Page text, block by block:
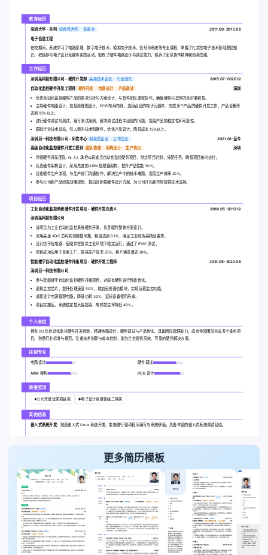
教育经历
深圳大学 - 本科 综合性大学 省重点
2011.09-2015.06
电子信息工程
在校期间，系统学习了电路原理、数字电子技术、模拟电子技术、信号与系统等专业课程，掌握了扎实的电子技术基础理论知
识。积极参与电子设计竞赛等实践活动，锻炼了硬件电路设计与调试能力，培养了团队协作精神和创新思维。
工作经历
深圳某科技有限公司 - 硬件开发部 高新技术企业 行业领先
2015.07-2020.12
自动化监控硬件开发工程师 硬件开发 电路设计 产品调试
深圳
负责自动化监控硬件产品的需求分析与方案设计，与软件团队紧密协作，确保硬件与软件的良好兼容性。
主导硬件电路设计，包括原理图设计、PCB 布局布线，选用合适的电子元器件，完成多个产品的硬件开发工作，产品合格率
达到 95%以上。
进行硬件调试与测试，编写测试用例，解决调试过程中出现的问题，提高产品的稳定性和可靠性。
跟踪行业技术动态，引入新的技术和器件，优化产品设计，降低成本 15%以上。
深圳另一科技有限公司 - 研发中心 创新型企业 上市企业
2021.01-至今
高级自动化监控硬件开发工程师
团队管理 架构设计 生产优化 深圳
带领硬件开发团队（5 人）承担公司重点自动化监控硬件项目，制定项目计划，分配任务，确保项目按时交付。
负责硬件架构设计，采用先进的 ARM 处理器架构，提升产品性能 30%。
优化硬件生产流程，与生产部门沟通协作，解决生产中的技术难题，提高生产效率 20%。
参与公司新产品研发战略规划，提出创新性硬件设计方案，为公司开拓新市场提供技术支持。
项目经历
工业自动化监控系统硬件开发项目 - 硬件开发负责人
2018.05-2019.12
深圳某科技有限公司
该项目为工业自动化监控系统硬件开发，负责硬件整体方案设计。
采用高速 ADC 芯片实现数据采集，精度达到 0.1%，满足工业现场高精度要求。
设计抗干扰电路，使硬件在复杂工业环境下稳定运行，通过了 EMC 测试。
项目成功应用于多家工厂，提高生产效率 25%，客户满意度达 98%。
智能楼宇自动化监控硬件升级项目 - 硬件开发工程师
2021.05-2022.06
深圳另一科技有限公司
参与智能楼宇自动化监控硬件升级项目，对原有硬件进行性能优化。
更换主控芯片，提升处理速度 50%，增加无线通信模块，实现远程监控功能。
重新设计电源管理电路，降低功耗 30%，延长设备使用寿命。
项目实施后，系统稳定性大幅提高，故障发生率降低 40%。
个人总结
拥有 [X] 年自动化监控硬件开发经验，精通电路设计、硬件调试与产品优化。具备团队管理能力，成功带领团队完成多个重点项
目。熟悉行业标准与规范，注重技术创新与成本控制，能为企业提供高效、可靠的硬件解决方案。
技能专长
电路设计 硬件调试
ARM 架构 PCB 设计
荣誉奖项
公司年度优秀项目奖 电子设计竞赛省级二等奖
其他信息
嵌入式系统开发: 熟悉嵌入式 Linux 系统开发，能够进行驱动程序编写与系统移植，具备丰富的嵌入式系统调试经验。
更多简历模板